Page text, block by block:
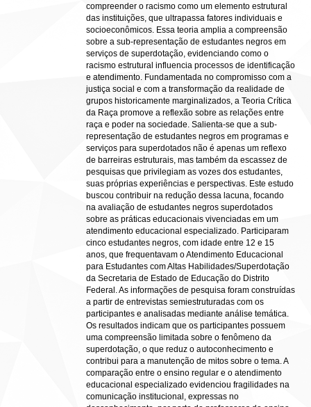
compreender o racismo como um elemento estrutural
das instituições, que ultrapassa fatores individuais e
socioeconômicos. Essa teoria amplia a compreensão
sobre a sub-representação de estudantes negros em
serviços de superdotação, evidenciando como o
racismo estrutural influencia processos de identificação
e atendimento. Fundamentada no compromisso com a
justiça social e com a transformação da realidade de
grupos historicamente marginalizados, a Teoria Crítica
da Raça promove a reflexão sobre as relações entre
raça e poder na sociedade. Salienta-se que a sub-
representação de estudantes negros em programas e
serviços para superdotados não é apenas um reflexo
de barreiras estruturais, mas também da escassez de
pesquisas que privilegiam as vozes dos estudantes,
suas próprias experiências e perspectivas. Este estudo
buscou contribuir na redução dessa lacuna, focando
na avaliação de estudantes negros superdotados
sobre as práticas educacionais vivenciadas em um
atendimento educacional especializado. Participaram
cinco estudantes negros, com idade entre 12 e 15
anos, que frequentavam o Atendimento Educacional
para Estudantes com Altas Habilidades/Superdotação
da Secretaria de Estado de Educação do Distrito
Federal. As informações de pesquisa foram construídas
a partir de entrevistas semiestruturadas com os
participantes e analisadas mediante análise temática.
Os resultados indicam que os participantes possuem
uma compreensão limitada sobre o fenômeno da
superdotação, o que reduz o autoconhecimento e
contribui para a manutenção de mitos sobre o tema. A
comparação entre o ensino regular e o atendimento
educacional especializado evidenciou fragilidades na
comunicação institucional, expressas no